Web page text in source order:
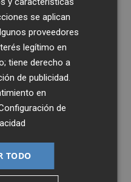
se aplican
proveedores
legítimo en
tiene derecho a
de publicidad.
en
de
TODO